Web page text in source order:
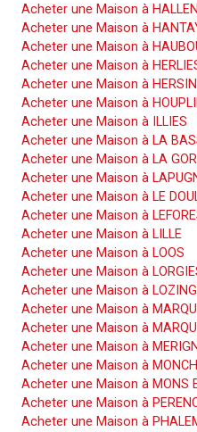
Acheter une Maison à
Acheter une Maison à
Acheter une Maison à
Acheter une Maison à
Acheter une Maison à HERSIN
Acheter une Maison à
Acheter une Maison à ILLIES
Acheter une Maison à LA
Acheter une Maison à LA
Acheter une Maison à
Acheter une Maison à LE
Acheter une Maison à
Acheter une Maison à LILLE
Acheter une Maison à LOOS
Acheter une Maison à
Acheter une Maison à
Acheter une Maison à
Acheter une Maison à
Acheter une Maison à
Acheter une Maison à
Acheter une Maison à MONS
Acheter une Maison à
Acheter une Maison à